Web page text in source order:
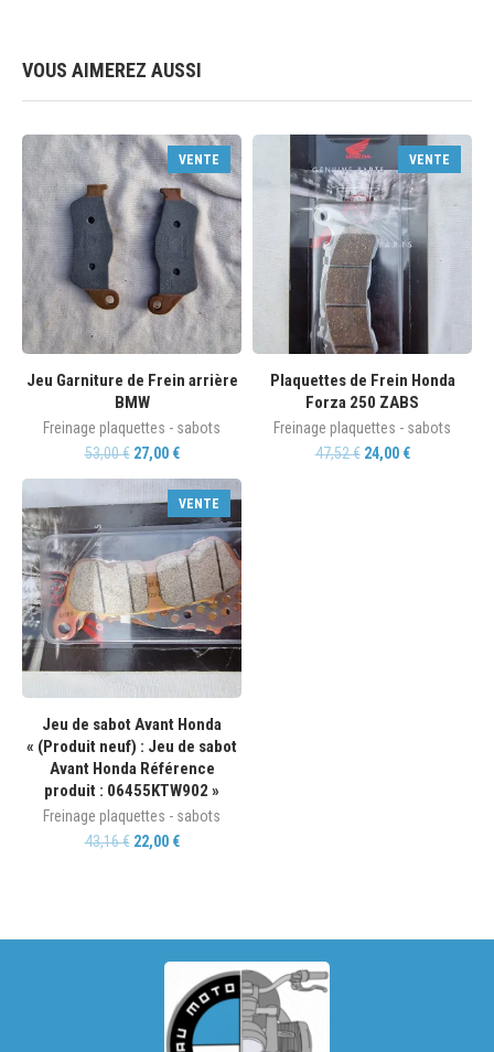
VOUS AIMEREZ AUSSI
VENTE
Jeu Garniture de Frein arrière
BMW
Freinage plaquettes - sabots
53,00€ 27,00 €
VENTE
Plaquettes de Frein Honda
Forza 250 ZABS
Freinage plaquettes - sabots
47,52€ 24,00 €
VENTE
Jeu de sabot Avant Honda
« (Produit neuf) : Jeu de sabot
Avant Honda Référence
produit : 06455KTW902 »
Freinage plaquettes - sabots
43,16€ 22,00 €